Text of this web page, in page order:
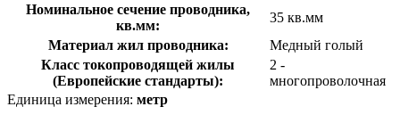
Номинальное сечение проводника,
кв.мм:
35 кв.мм
Материал жил проводника:
Медный голый
Класс токопроводящей жилы
(Европейские стандарты):
2 -
многопроволочная
Единица измерения: метр